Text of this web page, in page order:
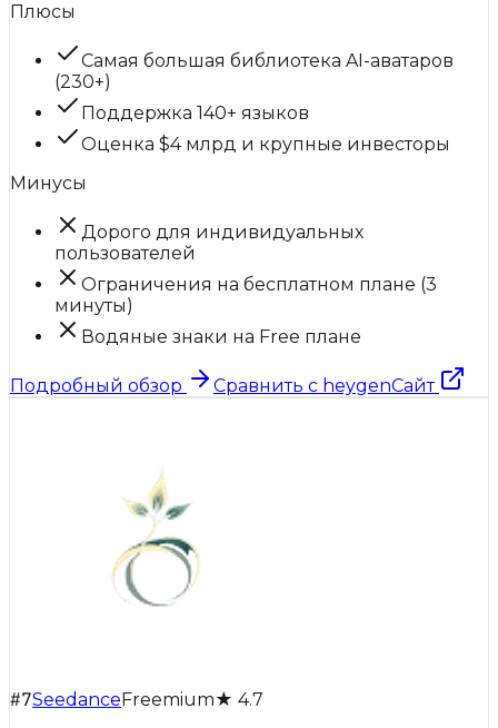
Плюсы
Самая большая библиотека AI-аватаров
(230+)
Поддержка 140+ языков
Оценка $4 млрд и крупные инвесторы
Минусы
Дорого для индивидуальных
пользователей
Ограничения на бесплатном плане (3
минуты)
Водяные знаки на Free плане
Подробный обзор Сравнить с heygenСайт
#7Seedance Freemium★ 4.7